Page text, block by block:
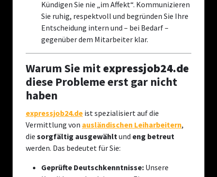
Kündigen Sie nie „im Affekt“. Kommunizieren
Sie ruhig, respektvoll und begründen Sie Ihre
Entscheidung intern und – bei Bedarf –
gegenüber dem Mitarbeiter klar.
Warum Sie mitexpressjob24.de
diese Probleme erst gar nicht
haben
expressjob24.de ist spezialisiert auf die
Vermittlung von ausländischen Leiharbeitern,
die sorgfältig ausgewähltund eng betreut
werden. Das bedeutet für Sie:
Geprüfte Deutschkenntnisse: Unsere